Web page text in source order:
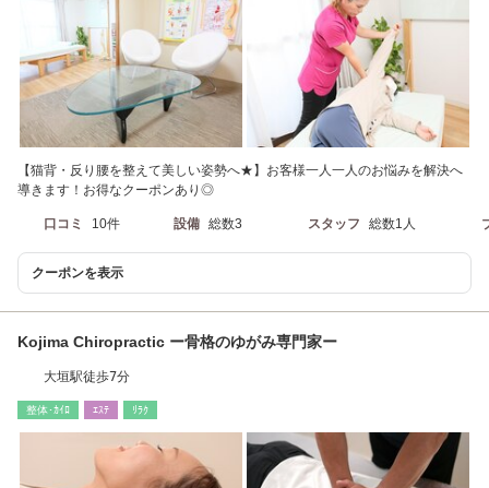
【猫背・反り腰を整えて美しい姿勢へ★】お客様一人一人のお悩みを解決へ
導きます！お得なクーポンあり◎
口コミ 10件 設備 総数3 スタッフ 総数1人
クーポンを表示
Kojima Chiropractic ー骨格のゆがみ専門家ー
大垣駅徒歩7分
整体･ｶｲﾛ ｴｽﾃ ﾘﾗｸ